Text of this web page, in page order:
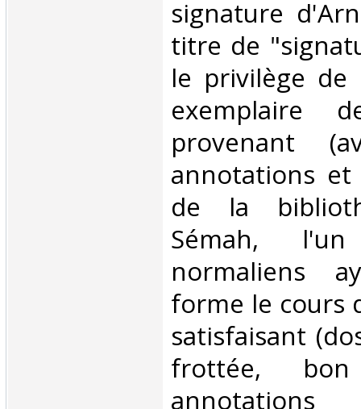
signature
titre de
le privilège de
exemplaire
provenant
annotations et
de la
Sémah,
normaliens
forme le cours
satisfaisant
frottée,